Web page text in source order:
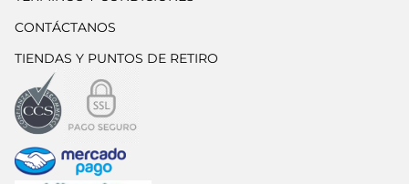
CONTÁCTANOS
TIENDAS Y PUNTOS DE RETIRO